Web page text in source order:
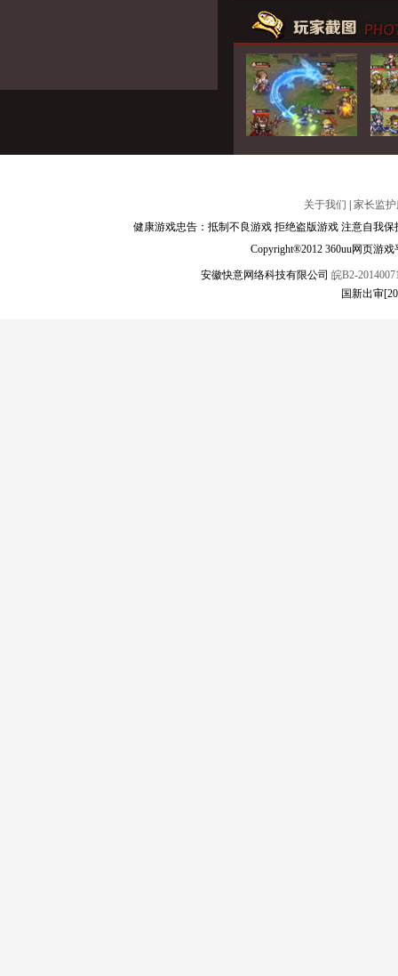
关于我们
家长监
健康游戏忠告：抵制不良游戏 拒绝盗版游戏 注意自我
Copyright®2012 360uu网页游
安徽快意网络科技有限公司 皖B2-
国新出审